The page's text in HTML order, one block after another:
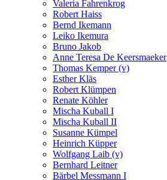
Valeria Fahrenkrog
Robert Haiss
Bernd Ikemann
Leiko Ikemura
Bruno Jakob
Anne Teresa De Keersmaeker
Thomas Kemper (v)
Esther Kläs
Robert Klümpen
Renate Köhler
Mischa Kuball I
Mischa Kuball II
Susanne Kümpel
Heinrich Küpper
Wolfgang Laib (v)
Bernhard Leitner
Bärbel Messmann I